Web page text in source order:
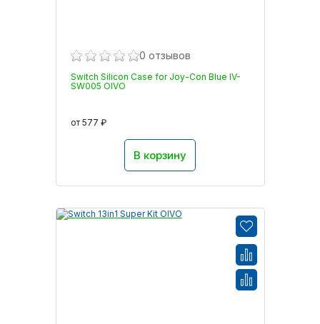
0 отзывов
Switch Silicon Case for Joy-Con Blue IV-
SW005 OIVO
от 577 ₽
В корзину